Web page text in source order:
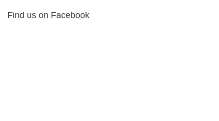
Find us on Facebook